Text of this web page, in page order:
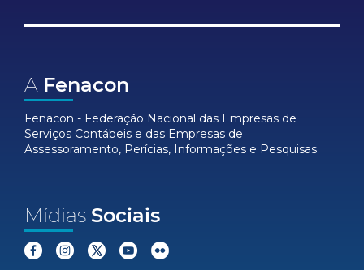
A Fenacon
Fenacon - Federação Nacional das Empresas de
Serviços Contábeis e das Empresas de
Assessoramento, Perícias, Informações e Pesquisas.
Mídias Sociais